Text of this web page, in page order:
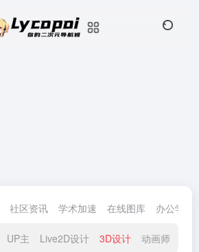
社区资讯 学术加速 在线图库 办公学习
UP主 Live2D设计 3D设计 动画师